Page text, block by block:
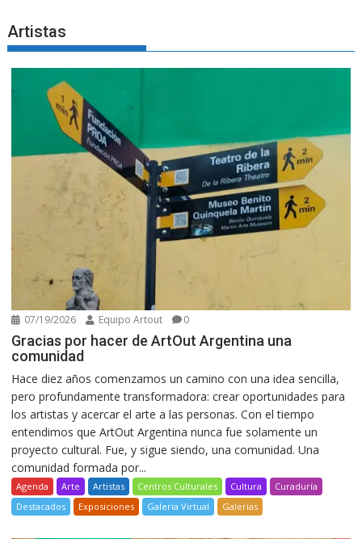
Artistas
07/19/2026 Equipo Artout 0
Gracias por hacer de ArtOut Argentina una
comunidad
Hace diez años comenzamos un camino con una idea sencilla,
pero profundamente transformadora: crear oportunidades para
los artistas y acercar el arte a las personas. Con el tiempo
entendimos que ArtOut Argentina nunca fue solamente un
proyecto cultural. Fue, y sigue siendo, una comunidad. Una
comunidad formada por...
Agenda Arte Artistas Centros Culturales Cultura
Curaduría
Destacados
Exposiciones Galería Virtual Galerías